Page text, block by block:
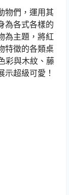
物們，運用其
為各式各樣的
為主題，將紅
特徵的各類桌
彩與木紋、藤
超級可愛！